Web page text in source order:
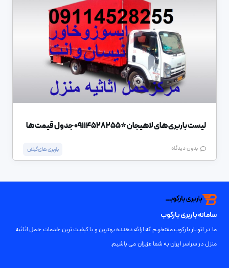
لیست باربری های لاهیجان ⭐️09114528255 جدول قیمت ها
بدون دیدگاه باربری های گیلان
سامانه باربری بارکوب
ما در اتوبار بارکوب مفتخریم که ارائه دهنده بهترین و با کیفیت ترین خدمات حمل اثاثیه
منزل در سراسر ایران به شما عزیزان می باشیم.